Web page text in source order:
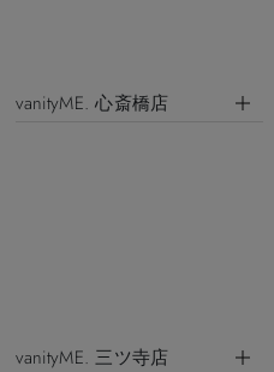
vanityME. 心斎橋店
vanityME. 三ツ寺店